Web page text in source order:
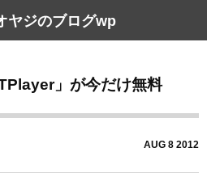
ヤジのブログwp
」が今だけ無料
AUG 8 2012